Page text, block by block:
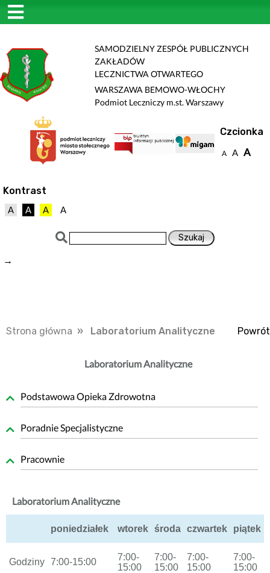
SAMODZIELNY ZESPÓŁ PUBLICZNYCH
ZAKŁADÓW
LECZNICTWA OTWARTEGO
WARSZAWA BEMOWO-WŁOCHY
Podmiot Leczniczy m.st. Warszawy
Czcionka
A A A
Kontrast
A A A A
→
Strona główna » Laboratorium Analityczne Powrót
Laboratorium Analityczne
Podstawowa Opieka Zdrowotna
Poradnie Specjalistyczne
Pracownie
Laboratorium Analityczne
poniedziałek wtorek środa czwartek piątek
Godziny 7:00-15:00
7:00-
15:00
7:00-
15:00
7:00-
15:00
7:00-
15:00